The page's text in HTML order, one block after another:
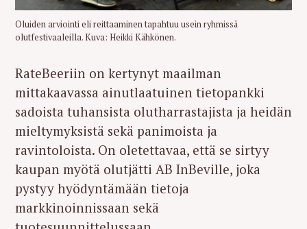
Oluiden arviointi eli reittaaminen tapahtuu usein ryhmissä
olutfestivaaleilla. Kuva: Heikki Kähkönen.
RateBeeriin on kertynyt maailman
mittakaavassa ainutlaatuinen tietopankki
sadoista tuhansista olutharrastajista ja heidän
mieltymyksistä sekä panimoista ja
ravintoloista. On oletettavaa, että se sirtyy
kaupan myötä olutjätti AB InBeville, joka
pystyy hyödyntämään tietoja
markkinoinnissaan sekä